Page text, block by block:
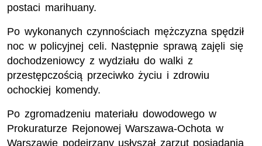
postaci marihuany.
Po wykonanych czynnościach mężczyzna spędził
noc w policyjnej celi. Następnie sprawą zajęli się
dochodzeniowcy z wydziału do walki z
przestępczością przeciwko życiu i zdrowiu
ochockiej komendy.
Po zgromadzeniu materiału dowodowego w
Prokuraturze Rejonowej Warszawa-Ochota w
Warszawie podejrzany usłyszał zarzut posiadania